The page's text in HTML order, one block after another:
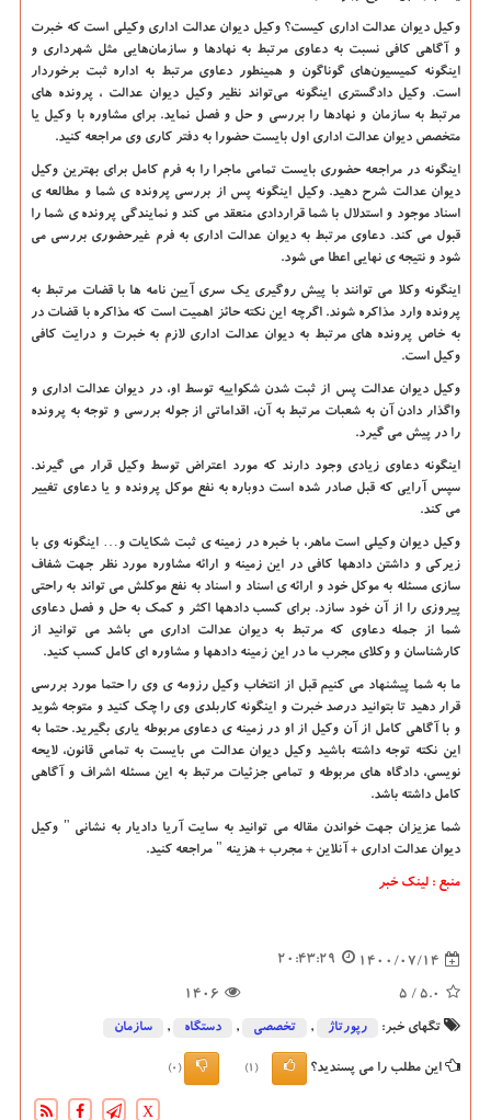
وکیل دیوان عدالت اداری کیست؟ وکیل دیوان عدالت اداری وکیلی است که خبرت
و آگاهی کافی نسبت به دعاوی مرتبط به نهاد‌ها و سازمان‌هایی مثل شهرداری و
اینگونه کمیسیون‌های گوناگون و همینطور دعاوی مرتبط به اداره ثبت برخوردار
است. وکیل دادگستری اینگونه می‌تواند نظیر وکیل دیوان عدالت ، پرونده های
مرتبط به سازمان‌ و نهادها را بررسی و حل و فصل نماید. برای مشاوره با وکیل یا
متخصص دیوان عدالت اداری اول بایست حضورا به دفتر کاری وی مراجعه کنید.
اینگونه در مراجعه حضوری بایست تمامی ماجرا را به فرم کامل برای بهترین وکیل
دیوان عدالت شرح دهید. وکیل اینگونه پس از بررسی پرونده ی شما و مطالعه ی
اسناد موجود و استدلال با شما قراردادی منعقد می کند و نمایندگی پرونده ی شما را
قبول می کند. دعاوی مرتبط به دیوان عدالت اداری به فرم غیرحضوری بررسی می
شود و نتیجه ی نهایی اعطا می شود.
اینگونه وکلا می توانند با پیش روگیری یک سری آیین نامه ها با قضات مرتبط به
پرونده وارد مذاکره شوند. اگرچه این نکته حائز اهمیت است که مذاکره با قضات در
به خاص پرونده های مرتبط به دیوان عدالت اداری لازم به خبرت و درایت کافی
وکیل است.
وکیل دیوان عدالت پس از ثبت شدن شکواییه توسط او، در دیوان عدالت اداری و
واگذار دادن آن به شعبات مرتبط به آن، اقداماتی از جوله بررسی و توجه به پرونده
را در پیش می گیرد.
اینگونه دعاوی زیادی وجود دارند که مورد اعتراض توسط وکیل قرار می گیرند.
سپس آرایی که قبل صادر شده است دوباره به نفع موکل پرونده و یا دعاوی تغییر
می کند.
وکیل دیوان وکیلی است ماهر، با خبره در زمینه ی ثبت شکایات و… اینگونه وی با
زیرکی و داشتن دادهها کافی در این زمینه و ارائه مشاوره مورد نظر جهت شفاف
سازی مسئله به موکل خود و ارائه ی اسناد و اسناد به نفع موکلش می تواند به راحتی
پیروزی را از آن خود سازد. برای کسب دادهها اکثر و کمک به حل و فصل دعاوی
شما از جمله دعاوی که مرتبط به دیوان عدالت اداری می باشد می توانید از
کارشناسان و وکلای مجرب ما در این زمینه دادهها و مشاوره ای کامل کسب کنید.
ما به شما پیشنهاد می کنیم قبل از انتخاب وکیل رزومه ی وی را حتما مورد بررسی
قرار دهید تا بتوانید درصد خبرت و اینگونه کاربلدی وی را چک کنید و متوجه شوید
و با آگاهی کامل از آن وکیل از او در زمینه ی دعاوی مربوطه یاری بگیرید. حتما به
این نکته توجه داشته باشید وکیل دیوان عدالت می بایست به تمامی قانون، لایحه
نویسی، دادگاه های مربوطه و تمامی جزئیات مرتبط به این مسئله اشراف و آگاهی
کامل داشته باشد.
شما عزیزان جهت خواندن مقاله می توانید به سایت آریا دادیار به نشانی " وکیل
دیوان عدالت اداری + آنلاین + مجرب + هزینه " مراجعه کنید.
منبع : لینک خبر
1400/07/14
20:43:29
5.0
/ 5
1406
تگهای خبر: رپورتاژ , تخصصی , دستگاه , سازمان
این مطلب را می پسندید؟ (1)
(0)
X